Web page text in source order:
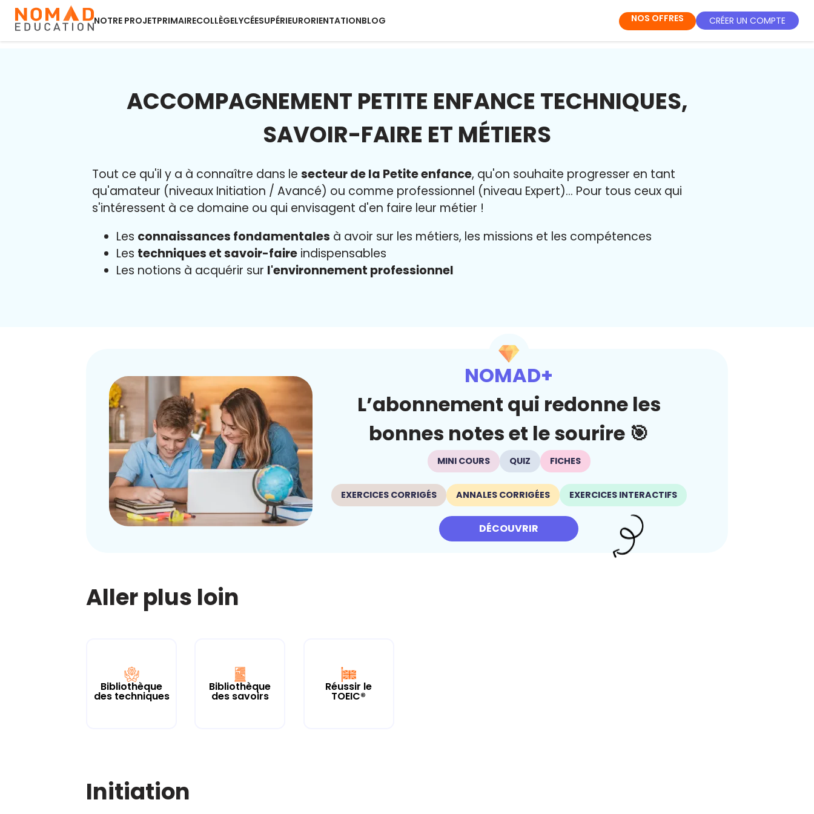
NOTRE PROJETPRIMAIRECOLLÈGELYCÉESUPÉRIEURORIENTATIONBLOG NOS OFFRES CRÉER UN COMPTE
ACCOMPAGNEMENT PETITE ENFANCE TECHNIQUES,
SAVOIR-FAIRE ET MÉTIERS
Tout ce qu'il y a à connaître dans le secteur de la Petite enfance, qu'on souhaite progresser en tant
qu'amateur (niveaux Initiation / Avancé) ou comme professionnel (niveau Expert)... Pour tous ceux qui
s'intéressent à ce domaine ou qui envisagent d'en faire leur métier !
Les connaissances fondamentales à avoir sur les métiers, les missions et les compétences
Les techniques et savoir-faire indispensables
Les notions à acquérir sur l'environnement professionnel
NOMAD+
L’abonnement qui redonne les
bonnes notes et le sourire 🎯
MINI COURS QUIZ FICHES
EXERCICES CORRIGÉS ANNALES CORRIGÉES EXERCICES INTERACTIFS
DÉCOUVRIR
Aller plus loin
Bibliothèque
des techniques
Bibliothèque
des savoirs
Réussir le
TOEIC®
Initiation